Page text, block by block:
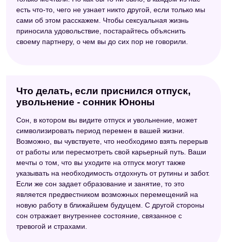
есть что-то, чего не узнает никто другой, если только мы
сами об этом расскажем. Чтобы сексуальная жизнь
приносила удовольствие, постарайтесь объяснить
своему партнеру, о чем вы до сих пор не говорили.
Что делать, если приснился отпуск,
увольнение - сонник Юноны
Сон, в котором вы видите отпуск и увольнение, может
символизировать период перемен в вашей жизни.
Возможно, вы чувствуете, что необходимо взять перерыв
от работы или пересмотреть свой карьерный путь. Ваши
мечты о том, что вы уходите на отпуск могут также
указывать на необходимость отдохнуть от рутины и забот.
Если же сон задает образование и занятие, то это
является предвестником возможных перемещений на
новую работу в ближайшем будущем. С другой стороны
сон отражает внутреннее состояние, связанное с
тревогой и страхами.